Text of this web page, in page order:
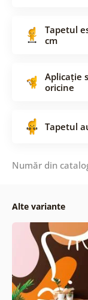
Tapetul
cm
Aplicație
oricine
Tapetul
Număr din
Alte variante